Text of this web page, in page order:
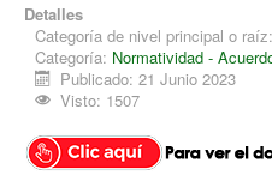
Detalles
Categoría de nivel principal o raíz:
Categoría: Normatividad -
Publicado: 21 Junio 2023
Visto: 1507